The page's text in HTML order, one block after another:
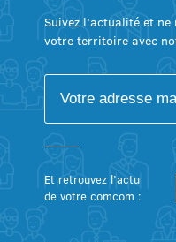
Suivez l’actualité et
votre territoire avec
Et retrouvez l’actu
de votre comcom :